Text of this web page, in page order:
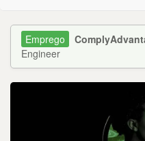
Engineer